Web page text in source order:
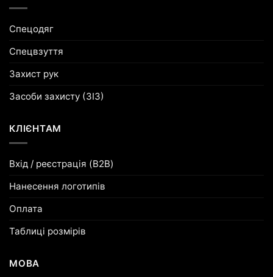
Спецодяг
Спецвзуття
Захист рук
Засоби захисту (ЗІЗ)
КЛІЄНТАМ
Вхід / реєстрація (B2B)
Нанесення логотипів
Оплата
Таблиці розмірів
МОВА